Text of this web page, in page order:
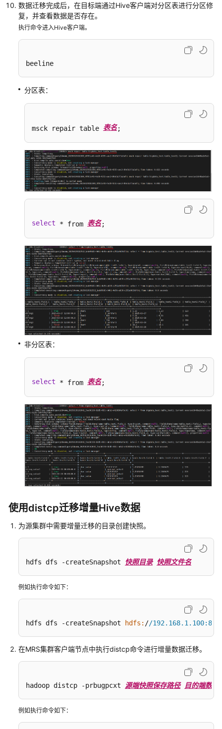
群
使
迁
移
Hive
MRS
集
群
使
用
CDM
务
移
MySQL
数
据
至
MRS
Hive
使
用
Hudi
据
至
MRS
集
群
使
用
服
迁
移
数
MRS
通
过
移
Doris
数
数据迁移完成后，在目标端通过Hive客户端对分区表进行分区修
复，并查看数据是否存在。
执行命令进入Hive客户端。
beeline
分区表：
msck repair table 表名;
select * from 表名;
非分区表：
select * from 表名;
使用distcp迁移增量Hive数据
为源集群中需要增量迁移的目录创建快照。
hdfs dfs -createSnapshot 快照目录 快照文件名
例如执行命令如下：
hdfs dfs -createSnapshot hdfs: //
在MRS集群客户端节点中执行distcp命令进行增量数据迁移。
hadoop distcp -prbugpcxt 源端快照保存路径 目的端数据
例如执行命令如下：